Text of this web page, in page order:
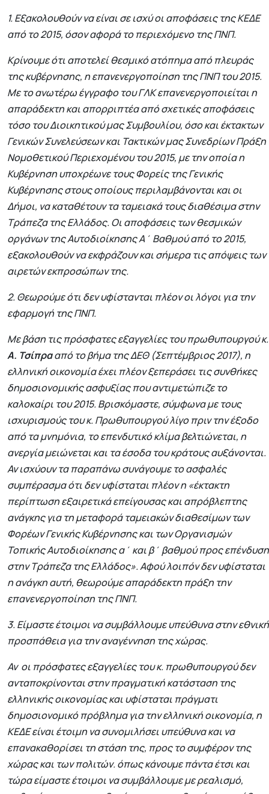
1. Εξακολουθούν να είναι σε ισχύ οι αποφάσεις της ΚΕΔΕ
από το 2015, όσον αφορά το περιεχόμενο της ΠΝΠ.
Κρίνουμε ότι αποτελεί θεσμικό ατόπημα από πλευράς
της κυβέρνησης, η επανενεργοποίηση της ΠΝΠ του 2015.
Με το ανωτέρω έγγραφο του ΓΛΚ επανενεργοποιείται η
απαράδεκτη και απορριπτέα από σχετικές αποφάσεις
τόσο του Διοικητικού μας Συμβουλίου, όσο και έκτακτων
Γενικών Συνελεύσεων και Τακτικών μας Συνεδρίων Πράξη
Νομοθετικού Περιεχομένου του 2015, με την οποία η
Κυβέρνηση υποχρέωνε τους Φορείς της Γενικής
Κυβέρνησης στους οποίους περιλαμβάνονται και οι
Δήμοι, να καταθέτουν τα ταμειακά τους διαθέσιμα στην
Τράπεζα της Ελλάδος. Οι αποφάσεις των θεσμικών
οργάνων της Αυτοδιοίκησης Α΄ Βαθμού από το 2015,
εξακολουθούν να εκφράζουν και σήμερα τις απόψεις των
αιρετών εκπροσώπων της.
2. Θεωρούμε ότι δεν υφίστανται πλέον οι λόγοι για την
εφαρμογή της ΠΝΠ.
Με βάση τις πρόσφατες εξαγγελίες του πρωθυπουργού κ.
Α. Τσίπρααπό το βήμα της ΔΕΘ (Σεπτέμβριος 2017), η
ελληνική οικονομία έχει πλέον ξεπεράσει τις συνθήκες
δημοσιονομικής ασφυξίας που αντιμετώπιζε το
καλοκαίρι του 2015. Βρισκόμαστε, σύμφωνα με τους
ισχυρισμούς του κ. Πρωθυπουργού λίγο πριν την έξοδο
από τα μνημόνια, το επενδυτικό κλίμα βελτιώνεται, η
ανεργία μειώνεται και τα έσοδα του κράτους αυξάνονται.
Αν ισχύουν τα παραπάνω συνάγουμε το ασφαλές
συμπέρασμα ότι δεν υφίσταται πλέον η «έκτακτη
περίπτωση εξαιρετικά επείγουσας και απρόβλεπτης
ανάγκης για τη μεταφορά ταμειακών διαθεσίμων των
Φορέων Γενικής Κυβέρνησης και των Οργανισμών
Τοπικής Αυτοδιοίκησης α΄ και β΄ βαθμού προς επένδυση
στην Τράπεζα της Ελλάδος». Αφού λοιπόν δεν υφίσταται
η ανάγκη αυτή, θεωρούμε απαράδεκτη πράξη την
επανενεργοποίηση της ΠΝΠ.
3. Είμαστε έτοιμοι να συμβάλλουμε υπεύθυνα στην εθνική
προσπάθεια για την αναγέννηση της χώρας.
Αν οι πρόσφατες εξαγγελίες του κ. πρωθυπουργού δεν
ανταποκρίνονται στην πραγματική κατάσταση της
ελληνικής οικονομίας και υφίσταται πράγματι
δημοσιονομικό πρόβλημα για την ελληνική οικονομία, η
ΚΕΔΕ είναι έτοιμη να συνομιλήσει υπεύθυνα και να
επανακαθορίσει τη στάση της, προς το συμφέρον της
χώρας και των πολιτών. όπως κάνουμε πάντα έτσι και
τώρα είμαστε έτοιμοι να συμβάλλουμε με ρεαλισμό,